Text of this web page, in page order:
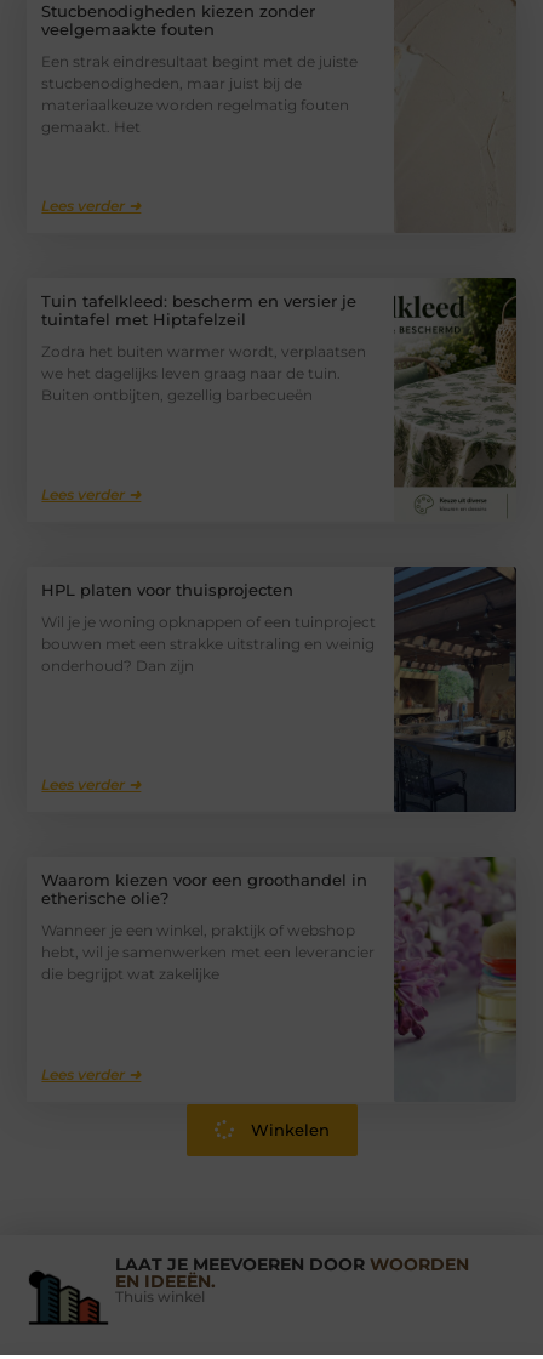
Stucbenodigheden kiezen zonder
veelgemaakte fouten
Een strak eindresultaat begint met de juiste
stucbenodigheden, maar juist bij de
materiaalkeuze worden regelmatig fouten
gemaakt. Het
Lees verder ➜
Tuin tafelkleed: bescherm en versier je
tuintafel met Hiptafelzeil
Zodra het buiten warmer wordt, verplaatsen
we het dagelijks leven graag naar de tuin.
Buiten ontbijten, gezellig barbecueën
Lees verder ➜
HPL platen voor thuisprojecten
Wil je je woning opknappen of een tuinproject
bouwen met een strakke uitstraling en weinig
onderhoud? Dan zijn
Lees verder ➜
Waarom kiezen voor een groothandel in
etherische olie?
Wanneer je een winkel, praktijk of webshop
hebt, wil je samenwerken met een leverancier
die begrijpt wat zakelijke
Lees verder ➜
Winkelen
LAAT JE MEEVOEREN DOOR WOORDEN
EN IDEEËN.
Thuis winkel